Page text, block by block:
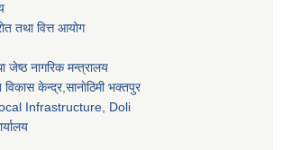
तथा वित्त आयोग
जेष्ठ नागरिक मन्त्रालय
विकास केन्द्र,सानाेठिमी भक्तपुर
Infrastructure, Doli